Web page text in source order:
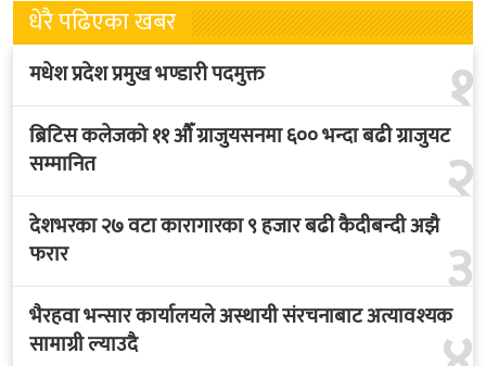
धेरै पढिएका खबर
१
मधेश प्रदेश प्रमुख भण्डारी पदमुक्त
२
ब्रिटिस कलेजको ११ औँ ग्राजुयसनमा ६०० भन्दा बढी ग्राजुयट
सम्मानित
३
देशभरका २७ वटा कारागारका ९ हजार बढी कैदीबन्दी अझै
फरार
भैरहवा भन्सार कार्यालयले अस्थायी संरचनाबाट अत्यावश्यक
सामाग्री ल्याउदै